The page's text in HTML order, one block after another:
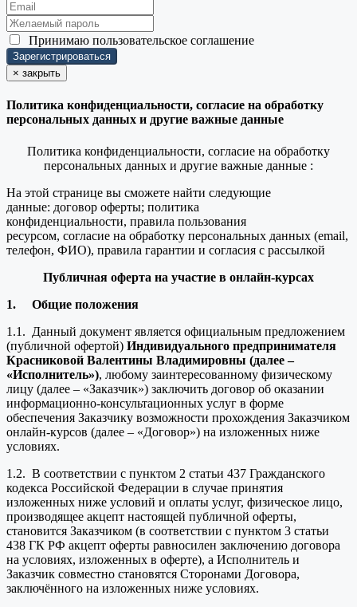
Принимаю пользовательское соглашение
× закрыть
Политика конфиденциальности, согласие на обработку
персональных данных и другие важные данные
Политика конфиденциальности, согласие на обработку
персональных данных и другие важные данные :
На этой странице вы сможете найти следующие
данные: договор оферты; политика
конфиденциальности, правила пользования
ресурсом, согласие на обработку персональных данных (email,
телефон, ФИО), правила гарантии и согласия с рассылкой
Публичная оферта на участие в онлайн-курсах
1. Общие положения
1.1. Данный документ является официальным предложением
(публичной офертой) Индивидуального предпринимателя
Красниковой Валентины Владимировны (далее –
«Исполнитель»), любому заинтересованному физическому
лицу (далее – «Заказчик») заключить договор об оказании
информационно-консультационных услуг в форме
обеспечения Заказчику возможности прохождения Заказчиком
онлайн-курсов (далее – «Договор») на изложенных ниже
условиях.
1.2. В соответствии с пунктом 2 статьи 437 Гражданского
кодекса Российской Федерации в случае принятия
изложенных ниже условий и оплаты услуг, физическое лицо,
производящее акцепт настоящей публичной оферты,
становится Заказчиком (в соответствии с пунктом 3 статьи
438 ГК РФ акцепт оферты равносилен заключению договора
на условиях, изложенных в оферте), а Исполнитель и
Заказчик совместно становятся Сторонами Договора,
заключённого на изложенных ниже условиях.